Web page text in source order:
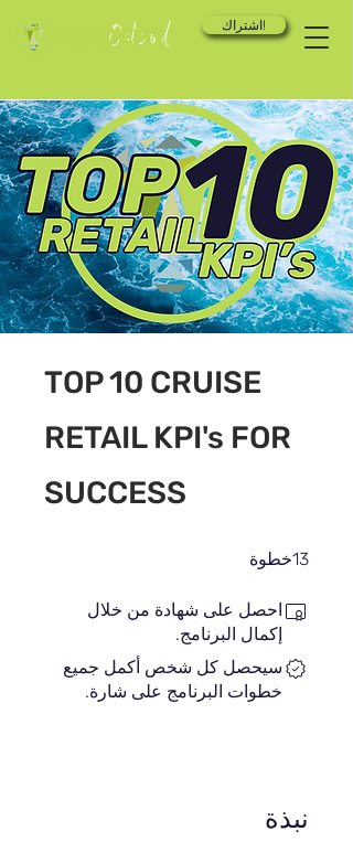
اشتراك!
TOP 10 CRUISE
RETAIL KPI's FOR
SUCCESS
13خطوة
احصل على شهادة من خلال
إكمال البرنامج.
سيحصل كل شخص أكمل جميع
خطوات البرنامج على شارة.
نبذة